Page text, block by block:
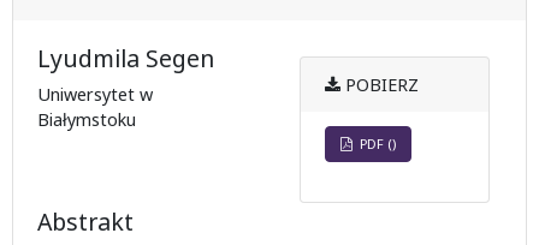
Lyudmila Segen
Uniwersytet w
Białymstoku
Abstrakt
POBIERZ
PDF ()